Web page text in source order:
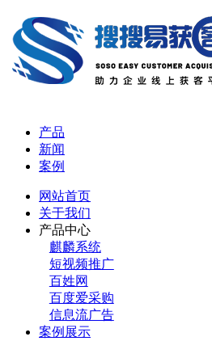
产品
新闻
案例
网站首页
关于我们
产品中心
麒麟系统
短视频推广
百姓网
百度爱采购
信息流广告
案例展示